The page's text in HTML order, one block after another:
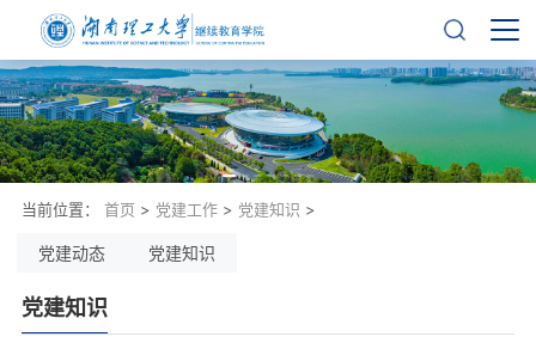
党建动态 党建知识
当前位置： 首页 > 党建工作 > 党建知识 >
党建知识